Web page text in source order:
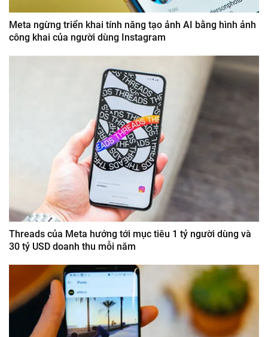
Meta ngừng triển khai tính năng tạo ảnh AI bằng hình ảnh
công khai của người dùng Instagram
Threads của Meta hướng tới mục tiêu 1 tỷ người dùng và
30 tỷ USD doanh thu mỗi năm